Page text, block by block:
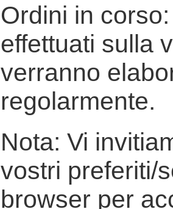
Ordini in
effettuati sulla
verranno
regolarmente.
Nota: Vi
vostri preferiti/
browser per